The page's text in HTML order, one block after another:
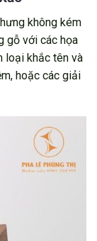
không kém
gỗ với các họa
loại khắc tên và
hoặc các giải